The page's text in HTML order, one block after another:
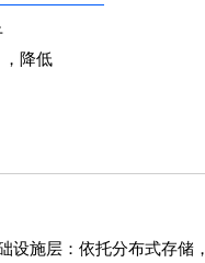
，降低
设施层：依托分布式存储，